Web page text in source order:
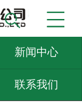
新闻中心
联系我们